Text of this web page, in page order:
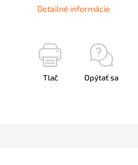
Detailné informácie
Tlač Opýtať sa